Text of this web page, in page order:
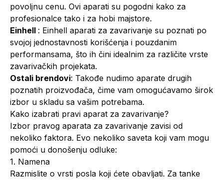
povoljnu cenu. Ovi aparati su pogodni kako za
profesionalce tako i za hobi majstore.
Einhell : Einhell aparati za zavarivanje su poznati po
svojoj jednostavnosti korišćenja i pouzdanim
performansama, što ih čini idealnim za različite vrste
zavarivačkih projekata.
Ostali brendovi: Takođe nudimo aparate drugih
poznatih proizvođača, čime vam omogućavamo širok
izbor u skladu sa vašim potrebama.
Kako izabrati pravi aparat za zavarivanje?
Izbor pravog aparata za zavarivanje zavisi od
nekoliko faktora. Evo nekoliko saveta koji vam mogu
pomoći u donošenju odluke:
1. Namena
Razmislite o vrsti posla koji ćete obavljati. Za tanke